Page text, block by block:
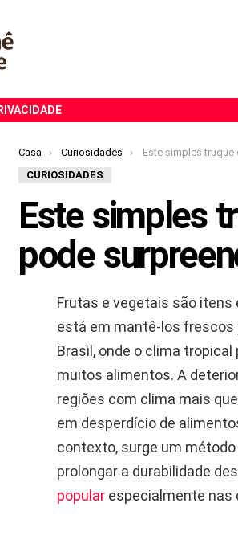
Você está aqui:
Casa Curiosidades
Este simples truque com batata
CURIOSIDADES
Este simples
pode
Frutas e vegetais são
está em mantê-los frescos
Brasil, onde o clima
muitos alimentos. A
regiões com clima mais
em desperdício de
contexto, surge um
prolongar a durabilidade
popular especialmente nas